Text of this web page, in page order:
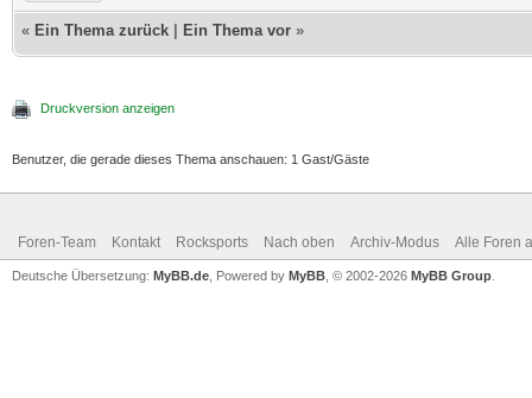
« Ein Thema zurück Ein Thema vor »
Druckversion anzeigen
Benutzer, die gerade dieses Thema anschauen: 1 Gast/Gäste
Foren-Team Kontakt Rocksports Nach oben Archiv-Modus Alle Foren
Deutsche Übersetzung: MyBB.de , Powered by MyBB , © 2002-2026 MyBB Group